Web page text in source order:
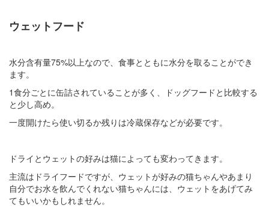
ウェットフード
水分含有量75%以上なので、食事とともに水分を取ることができ
ます。
1食分ごとに缶詰されていることが多く、ドッグフードと比較する
と少し高め。
一度開けたら使い切るか残りは冷蔵保存などが必要です。
ドライとウェットの好みは猫によっても変わってきます。
主流はドライフードですが、ウェットが好みの猫ちゃんやあまり
自分でお水を飲んでくれない猫ちゃんには、ウェットをあげてみ
てもいいかもしれません。